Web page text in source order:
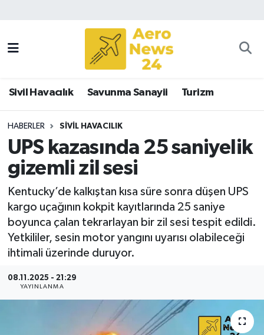
Sivil Havacılık Savunma Sanayii Turizm
HABERLER SIVIL HAVACILIK
UPS kazasında 25 saniyelik
gizemli zil sesi
Kentucky’de kalkıştan kısa süre sonra düşen UPS
kargo uçağının kokpit kayıtlarında 25 saniye
boyunca çalan tekrarlayan bir zil sesi tespit edildi.
Yetkililer, sesin motor yangını uyarısı olabileceği
ihtimali üzerinde duruyor.
08.11.2025 - 21:29
YAYINLANMA